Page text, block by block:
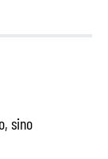
sino